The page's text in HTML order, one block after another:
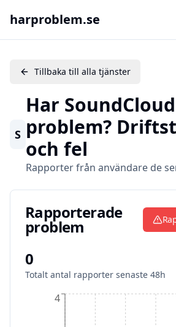
harproblem.se
Tillbaka till alla tjänster
S
Har SoundCloud
problem?
och fel
Rapporter från användare de
Rapporterade problem
Rapporterade
problem
0
Totalt antal rapporter senaste 48h
4